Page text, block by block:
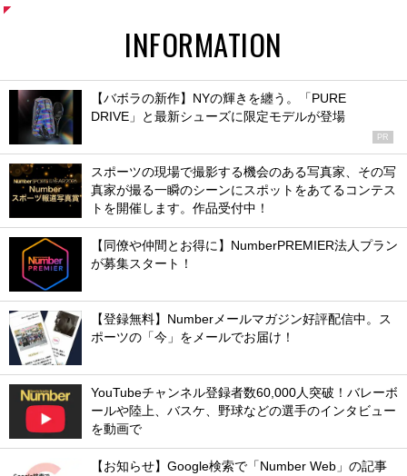
INFORMATION
【バボラの新作】NYの輝きを纏う。「PURE
DRIVE」と最新シューズに限定モデルが登場
PR
スポーツの現場で撮影する機会のある写真家、その写
真家が撮る一瞬のシーンにスポットをあてるコンテス
トを開催します。作品受付中！
【同僚や仲間とお得に】NumberPREMIER法人プラン
が募集スタート！
【登録無料】Numberメールマガジン好評配信中。ス
ポーツの「今」をメールでお届け！
YouTubeチャンネル登録者数60,000人突破！バレーボ
ールや陸上、バスケ、野球などの選手のインタビュー
を動画で
【お知らせ】Google検索で「Number Web」の記事